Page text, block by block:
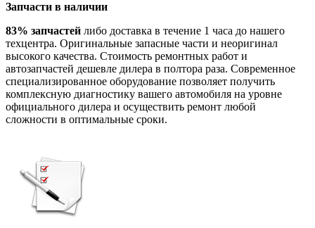
Запчасти в наличии
83% запчастей либо доставка в течение 1 часа до нашего
техцентра. Оригинальные запасные части и неоригинал
высокого качества. Стоимость ремонтных работ и
автозапчастей дешевле дилера в полтора раза. Современное
специализированное оборудование позволяет получить
комплексную диагностику вашего автомобиля на уровне
официального дилера и осуществить ремонт любой
сложности в оптимальные сроки.